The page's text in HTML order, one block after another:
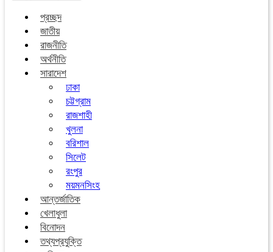
প্রচ্ছদ
জাতীয়
রাজনীতি
অর্থনীতি
সারাদেশ
ঢাকা
চট্টগ্রাম
রাজশাহী
খুলনা
বরিশাল
সিলেট
রংপুর
ময়মনসিংহ
আন্তর্জাতিক
খেলাধুলা
বিনোদন
তথ্যপ্রযুক্তি